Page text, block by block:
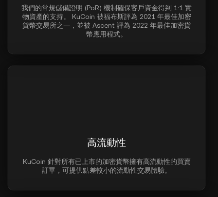
我們的常規儲備證明 (PoR) 機制確保客戶資金得到 1:1 實
物資產的支持。 KuCoin 被福布斯評為 2021 年最佳加密
貨幣交易所之一，並被 Ascent 評為 2022 年最佳加密貨
幣應用程式。
高流動性
KuCoin 針對所有已上市的加密貨幣擁有高流動性的買賣
訂單，可提供點差較小的流動性交易體驗。